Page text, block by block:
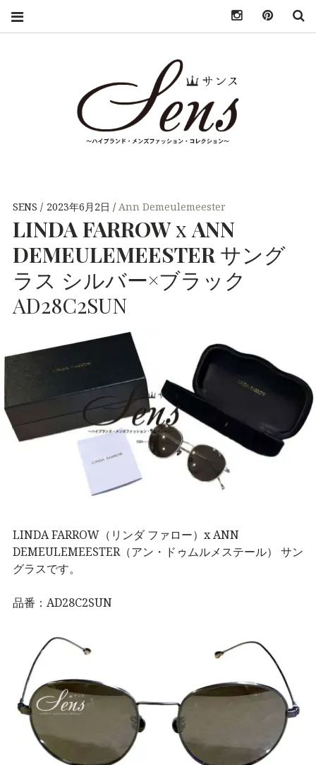
ス）〜
MENS
HIGH
FASHION
BRAND
COLLECTI
ON（ハイブ
ランド・メ
ンズファッ
ション・コ
レクショ
COLLECTION（ハ
ファッション・コレ
クション）
SENS 2023年6月2日 Ann Demeulemeester
LINDA FARROWx ANN
DEMEULEMEESTERサング
ラス シルバー×ブラック
AD28C2SUN
LINDA FARROW（リンダ ファロー）x ANN
DEMEULEMEESTER（アン・ドゥムルメステール） サン
グラスです。
品番：AD28C2SUN
INSTAGRAM